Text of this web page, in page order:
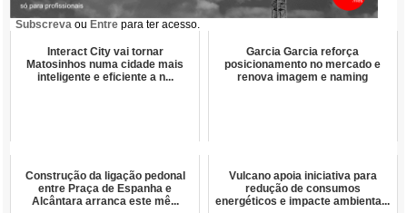
Subscreva ou Entre para ter acesso.
Interact City vai tornar
Matosinhos numa cidade mais
inteligente e eficiente a n...
Garcia Garcia reforça
posicionamento no mercado e
renova imagem e naming
Construção da ligação pedonal
entre Praça de Espanha e
Alcântara arranca este mê...
Vulcano apoia iniciativa para
redução de consumos
energéticos e impacte ambienta...